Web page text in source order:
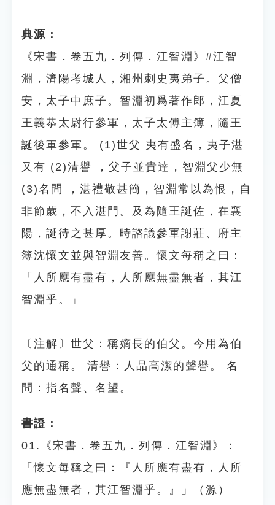
典源：
《宋書．卷五九．列傳．江智淵》#江智
淵，濟陽考城人，湘州刺史夷弟子。父僧
安，太子中庶子。智淵初爲著作郎，江夏
王義恭太尉行參軍，太子太傅主簿，隨王
誕後軍參軍。 (1)世父 夷有盛名，夷子湛
又有 (2)清譽 ，父子並貴達，智淵父少無
(3)名問 ，湛禮敬甚簡，智淵常以為恨，自
非節歲，不入湛門。及為隨王誕佐，在襄
陽，誕待之甚厚。時諮議參軍謝莊、府主
簿沈懷文並與智淵友善。懷文每稱之曰：
「人所應有盡有，人所應無盡無者，其江
智淵乎。」
〔注解〕世父：稱嫡長的伯父。今用為伯
父的通稱。 清譽：人品高潔的聲譽。 名
問：指名聲、名望。
書證：
01.《宋書．卷五九．列傳．江智淵》：
「懷文每稱之曰：『人所應有盡有，人所
應無盡無者，其江智淵乎。』」（源）